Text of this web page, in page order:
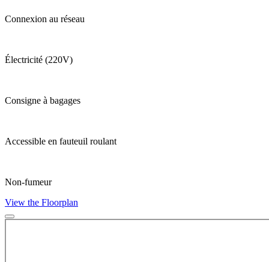
Connexion au réseau
Électricité (220V)
Consigne à bagages
Accessible en fauteuil roulant
Non-fumeur
View the Floorplan